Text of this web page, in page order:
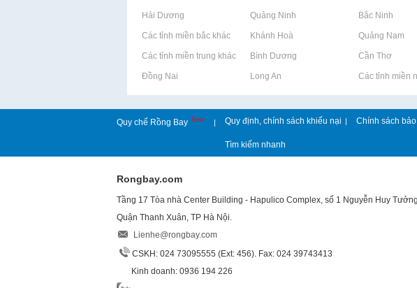
Rao vặt tại Hải Dương Rao vặt tại Quảng Ninh Rao vặt tại Bắc Ninh
Rao vặt tại Các tỉnh miền bắc khácRao vặt tại Khánh Hoà Rao vặt tại Quảng Nam
Rao vặt tại Các tỉnh miền trung khácRao vặt tại Bình Dương Rao vặt tại Cần Thơ
Rao vặt tại Đồng Nai Rao vặt tại Long An Rao vặt tại Các tỉnh miền
Quy chế Rồng Bay New | Quy định, chính sách khiếu nại | Chính sách
Tìm kiếm nhanh
Rongbay.com
Tầng 17 Tòa nhà Center Building - Hapulico Complex, số 1 Nguyễn Huy
Quận Thanh Xuân, TP Hà Nội.
Lienhe@rongbay.com
CSKH: 024 73095555 (Ext: 456). Fax: 024 39743413
Kinh doanh: 0936 194 226